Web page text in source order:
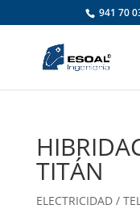
941 70
TITÁN
ELECTRICIDAD /